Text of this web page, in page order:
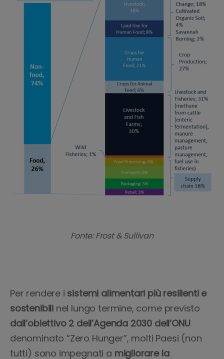
Fonte: Frost & Sullivan
Per rendere i sistemi alimentari più resilienti e
sostenibili nel lungo termine, come previsto
dall’obiettivo 2 dell’Agenda 2030 dell’ONU
denominato “Zero Hunger”, molti Paesi (non
tutti) sono impegnati a migliorare la